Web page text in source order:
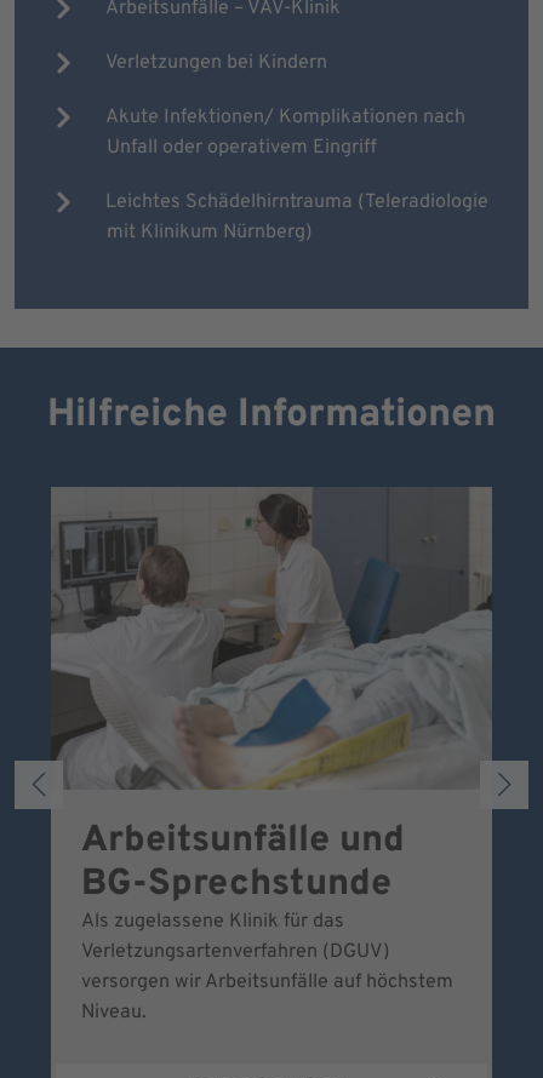
Arbeitsunfälle – VAV-Klinik
Verletzungen bei Kindern
Akute Infektionen/ Komplikationen nach
Unfall oder operativem Eingriff
Leichtes Schädelhirntrauma (Teleradiologie
mit Klinikum Nürnberg)
Hilfreiche Informationen
Arbeitsunfälle und
BG-Sprechstunde
Als zugelassene Klinik für das
Verletzungsartenverfahren (DGUV)
versorgen wir Arbeitsunfälle auf höchstem
Niveau.